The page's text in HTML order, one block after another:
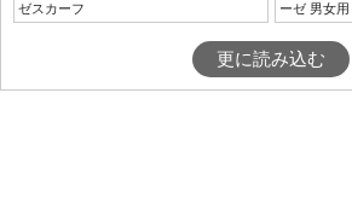
ゼスカーフ
ーゼ 男女用
更に読み込む